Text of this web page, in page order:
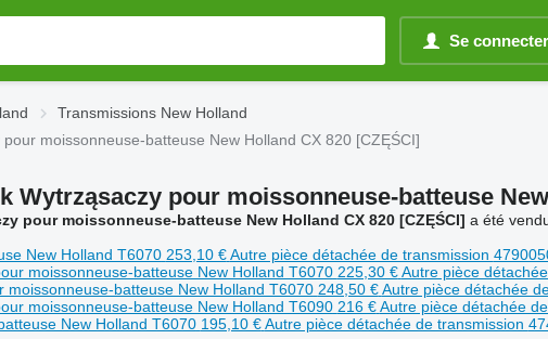
Se
Transmissions New Holland
moissonneuse-batteuse New Holland CX 820 [CZĘŚCI]
Wytrząsaczy pour moissonneuse-batteuse
pour moissonneuse-batteuse New Holland CX 820 [CZĘŚCI] a été
New Holland T6070 253,10 € Autre pièce détachée de transmission
moissonneuse-batteuse New Holland T6070 225,30 € Autre pièce
batteuse New Holland T6070 248,50 € Autre pièce détachée
moissonneuse-batteuse New Holland T6090 216 € Autre pièce détachée
New Holland T6070 195,10 € Autre pièce détachée de transmission